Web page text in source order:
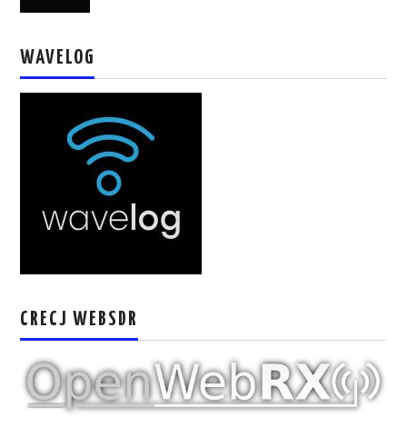
SALÓN DE LA FAMA DEL CRECJ
SOLICITUD DE INGRESO
W5WIN
AUTENTIFICACIÓN DE MIEMBROS DEL
WAVELOG
CRECJ WEBSDR